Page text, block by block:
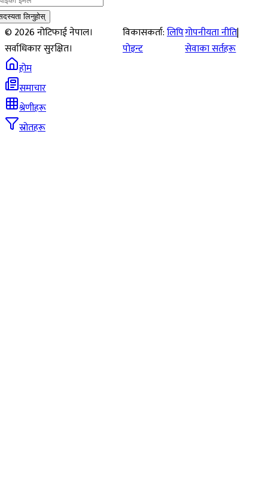
लिनुहोस्
©2026नोटिफाई नेपाल।
सर्वाधिकार सुरक्षित।
विकासकर्ता:लिपि
पोइन्ट
गोपनीयता नीति|
सेवाका सर्तहरू
होम
समाचार
श्रेणीहरू
स्रोतहरू